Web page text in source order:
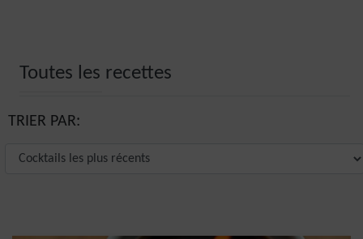
Toutes les recettes
TRIER PAR: